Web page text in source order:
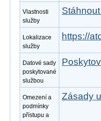
Vlastnosti
služby
Lokalizace
služby
https://
Datové sady
poskytované
službou
Omezení a
podmínky
přístupu a
Zásady